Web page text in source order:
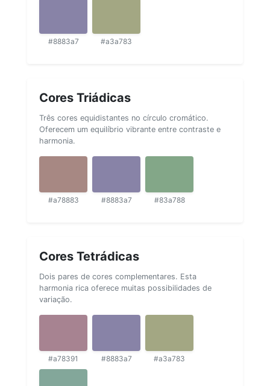
#8883a7 #a3a783
Cores Triádicas
Três cores equidistantes no círculo cromático.
Oferecem um equilíbrio vibrante entre contraste e
harmonia.
#a78883 #8883a7 #83a788
Cores Tetrádicas
Dois pares de cores complementares. Esta
harmonia rica oferece muitas possibilidades de
variação.
#a78391 #8883a7 #a3a783